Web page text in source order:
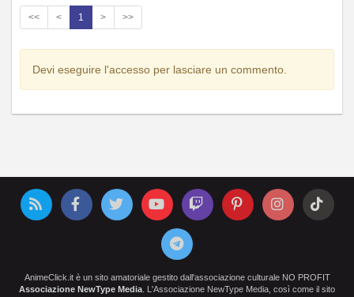
<< < 1 > >>
Devi eseguire l'accesso per lasciare un commento.
AnimeClick.it è un sito amatoriale gestito dall'associazione culturale NO PROFIT
Associazione NewType Media . L'Associazione NewType Media, così come il sito